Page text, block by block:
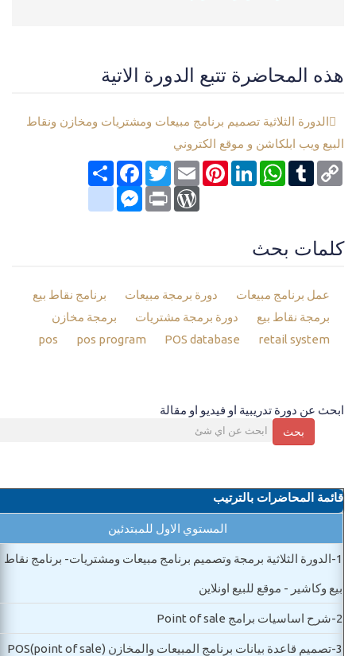
هذه المحاضرة تتبع الدورة الاتية
الدورة الثلاثية تصميم برنامج مبيعات ومشتريات ومخازن ونقاط
البيع ويب ابلكاشن و موقع الكتروني
انشر
FacebookTwitterEmail
PinterestLinkedIn
WhatsAppTumblr Copy
Link
google_bookmarksMessenger Print
WordPress
كلمات بحث
عمل برنامج مبيعات دورة برمجة مبيعات
برنامج نقاط بيع
برمجة نقاط بيع
دورة برمجة مشتريات
برمجة مخازن
pos
pos program POS database retail system
ابحث عن دورة تدريبية او فيديو او مقالة
بحث
قائمة المحاضرات بالترتيب
المستوي الاول للمبتدئين
1- الدورة الثلاثية برمجة وتصميم برنامج مبيعات ومشتريات- برنامج نقاط
بيع وكاشير - موقع للبيع اونلاين
2- شرح اساسيات برامج Point of sale
3- تصميم قاعدة بيانات برنامج المبيعات والمخازن POS(point of sale)